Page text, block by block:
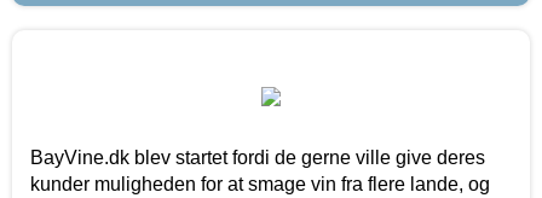
BayVine.dk blev startet fordi de gerne ville give deres
kunder muligheden for at smage vin fra flere lande, og